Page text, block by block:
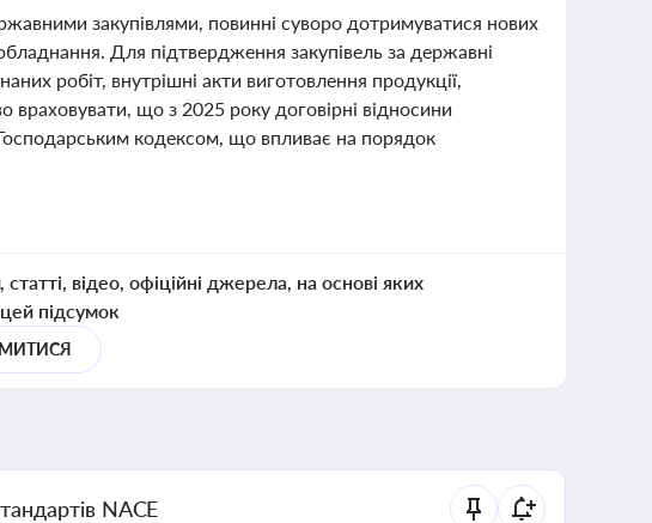
закупівлями, повинні суворо дотримуватися нових
Для підтвердження закупівель за державні
робіт, внутрішні акти виготовлення продукції,
враховувати, що з 2025 року договірні відносини
кодексом, що впливає на порядок
відео, офіційні джерела, на основі яких
підсумок
NACE